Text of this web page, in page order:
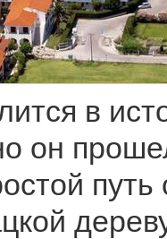
в
он
путь